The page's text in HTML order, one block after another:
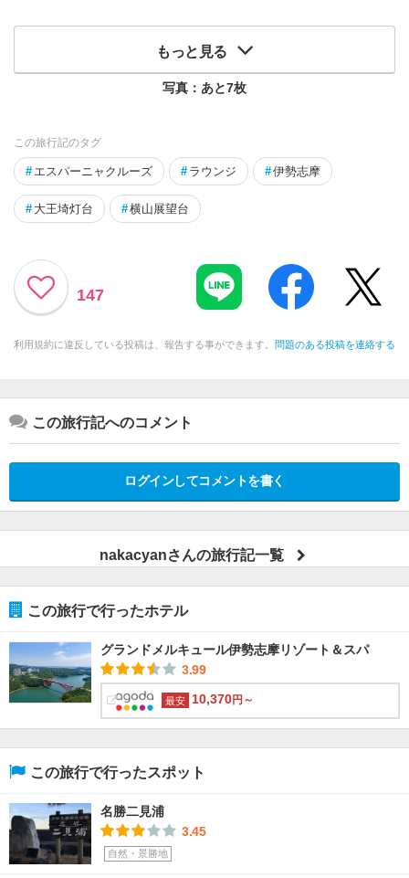
もっと見る
写真：あと7枚
この旅行記のタグ
# エスパーニャクルーズ # ラウンジ #伊勢志摩
# 大王埼灯台 #横山展望台
147
利用規約に違反している投稿は、報告する事ができます。 問題のある投稿を連絡する
この旅行記へのコメント
ログインしてコメントを書く
nakacyanさんの旅行記一覧
この旅行で行ったホテル
グランドメルキュール伊勢志摩リゾート＆スパ
3.99
最安 10,370円～
この旅行で行ったスポット
名勝二見浦
3.45
自然・景勝地